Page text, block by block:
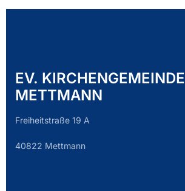
EV. KIRCHENGEMEINDE
METTMANN
Freiheitstraße 19 A
40822 Mettmann